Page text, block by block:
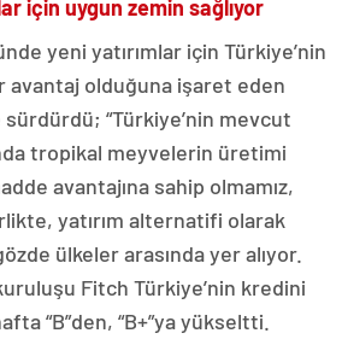
için uygun zemin sağlıyor
yeni yatırımlar için Türkiye’nin
avantaj olduğuna işaret eden
“Türkiye’nin mevcut
tropikal meyvelerin üretimi
avantajına sahip olmamız,
yatırım alternatifi olarak
ülkeler arasında yer alıyor.
Fitch Türkiye’nin kredini
“B”den, “B+”ya yükseltti.